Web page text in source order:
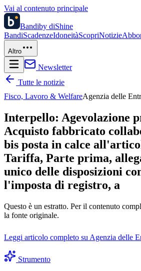
Vai al contenuto principale
Bandiby diShine
BandiScadenzeIdoneitàScopriNotizie
Altro
Newsletter
Tutte le notizie
Fisco, Lavoro & WelfareAgenzia delle
Interpello: Agevolazione
Acquisto fabbricato
bis posta in calce
Tariffa, Parte prima,
unico delle disposizioni
l'imposta di registro, a
Questo è un estratto. Per il contenuto
la fonte originale.
Leggi articolo completo su Agenzia delle
Strumento